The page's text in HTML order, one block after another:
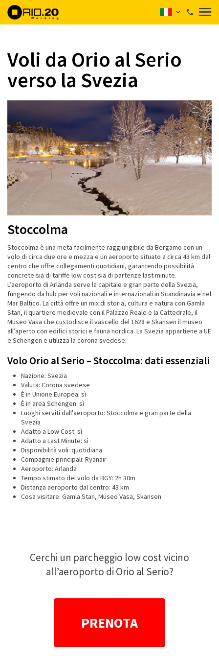
Voli da Orio al Serio
verso la Svezia
Stoccolma
Stoccolma è una meta facilmente raggiungibile da Bergamo con un
volo di circa due ore e mezza e un aeroporto situato a circa 43 km dal
centro che offre collegamenti quotidiani, garantendo possibilità
concrete sia di tariffe low cost sia di partenze last minute.
L’aeroporto di Arlanda serve la capitale e gran parte della Svezia,
fungendo da hub per voli nazionali e internazionali in Scandinavia e nel
Mar Baltico. La città offre un mix di storia, cultura e natura con Gamla
Stan, il quartiere medievale con il Palazzo Reale e la Cattedrale, il
Museo Vasa che custodisce il vascello del 1628 e Skansen il museo
all’aperto con edifici storici e fauna nordica. La Svezia appartiene a UE
e Schengen e utilizza la corona svedese.
Volo Orio al Serio – Stoccolma: dati essenziali
Nazione: Svezia
Valuta: Corona svedese
È in Unione Europea: sì
È in area Schengen: sì
Luoghi serviti dall'aeroporto: Stoccolma e gran parte della
Svezia
Adatto a Low Cost: sì
Adatto a Last Minute: sì
Disponibilità voli: quotidiana
Compagnie principali: Ryanair
Aeroporto: Arlanda
Tempo stimato del volo da BGY: 2h 30m
Distanza aeroporto dal centro: 43 km
Cosa visitare: Gamla Stan, Museo Vasa, Skansen
Cerchi un parcheggio low cost vicino
all’aeroporto di Orio al Serio?
PRENOTA